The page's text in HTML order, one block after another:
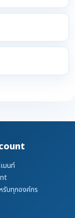
มนท์
รับทุกองค์กร